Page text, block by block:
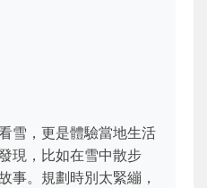
雪，更是體驗當地生活
現，比如在雪中散步
事。規劃時別太緊繃，